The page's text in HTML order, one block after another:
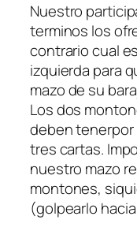
Nuestro
terminos los
contrario cual
izquierda para
mazo de su
Los dos
deben
tres cartas.
nuestro mazo
montones,
(golpearlo